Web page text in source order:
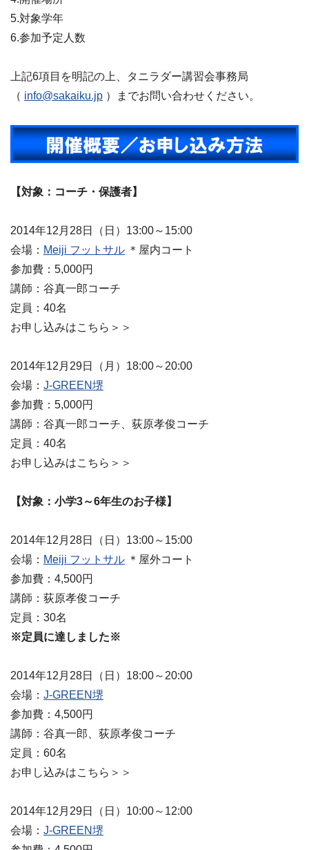
5.対象学年
6.参加予定人数
上記6項目を明記の上、タニラダー講習会事務局
（ info@sakaiku.jp ）までお問い合わせください。
【対象：コーチ・保護者】
2014年12月28日（日）13:00～15:00
会場： Meiji フットサル ＊屋内コート
参加費：5,000円
講師：谷真一郎コーチ
定員：40名
お申し込みはこちら＞＞
2014年12月29日（月）18:00～20:00
会場： J-GREEN堺
参加費：5,000円
講師：谷真一郎コーチ、荻原孝俊コーチ
定員：40名
お申し込みはこちら＞＞
【対象：小学3～6年生のお子様】
2014年12月28日（日）13:00～15:00
会場： Meiji フットサル ＊屋外コート
参加費：4,500円
講師：荻原孝俊コーチ
定員：30名
※定員に達しました※
2014年12月28日（日）18:00～20:00
会場： J-GREEN堺
参加費：4,500円
講師：谷真一郎、荻原孝俊コーチ
定員：60名
お申し込みはこちら＞＞
2014年12月29日（日）10:00～12:00
会場： J-GREEN堺